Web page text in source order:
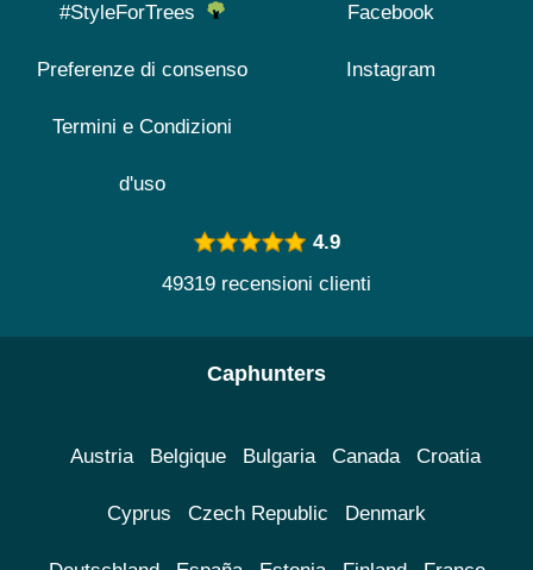
#StyleForTrees
Preferenze di consenso
Termini e Condizioni
d'uso
Facebook
Instagram
4.9
49319 recensioni clienti
Caphunters
Austria Belgique Bulgaria Canada Croatia
Cyprus Czech Republic Denmark